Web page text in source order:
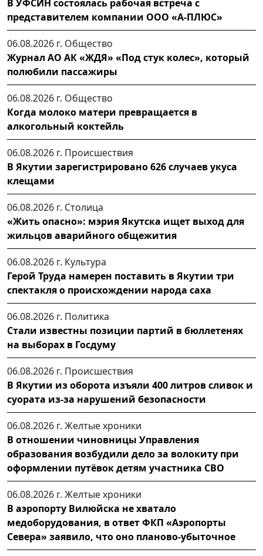
В УФСИН состоялась рабочая встреча с
представителем компании ООО «А-ПЛЮС»
06.08.2026 г. Общество
Журнал АО АК «ЖДЯ» «Под стук колес», который
полюбили пассажиры
06.08.2026 г. Общество
Когда молоко матери превращается в
алкогольный коктейль
06.08.2026 г. Происшествия
В Якутии зарегистрировано 626 случаев укуса
клещами
06.08.2026 г. Столица
«Жить опасно»: мэрия Якутска ищет выход для
жильцов аварийного общежития
06.08.2026 г. Культура
Герой Труда намерен поставить в Якутии три
спектакля о происхождении народа саха
06.08.2026 г. Политика
Стали известны позиции партий в бюллетенях
на выборах в Госдуму
06.08.2026 г. Происшествия
В Якутии из оборота изъяли 400 литров сливок и
суората из-за нарушений безопасности
06.08.2026 г. Желтые хроники
В отношении чиновницы Управления
образования возбудили дело за волокиту при
оформлении путёвок детям участника СВО
06.08.2026 г. Желтые хроники
В аэропорту Вилюйска не хватало
медоборудования, в ответ ФКП «Аэропорты
Севера» заявило, что оно планово-убыточное